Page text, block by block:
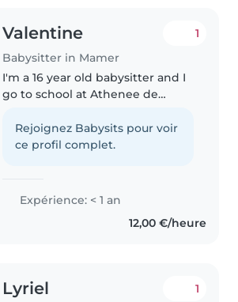
Valentine
Babysitter in Mamer
1
I'm a 16 year old babysitter and I
go to school at Athenee de
do dance and I'm a scout leader.
I'd be delighted to look after
Rejoignez Babysits pour voir
ce profil complet.
Expérience: < 1 an
12,00 €/heure
Lyriel 1